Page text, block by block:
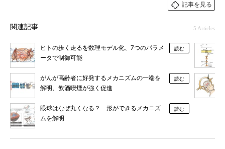
記事を見る
関連記事 5 Articles
ヒトの歩く走るを数理モデル化、7つのパラメ
ータで制御可能
読む
がんが高齢者に好発するメカニズムの一端を
解明、飲酒喫煙が強く促進
読む
眼球はなぜ丸くなる？ 形ができるメカニズ
ムを解明
読む